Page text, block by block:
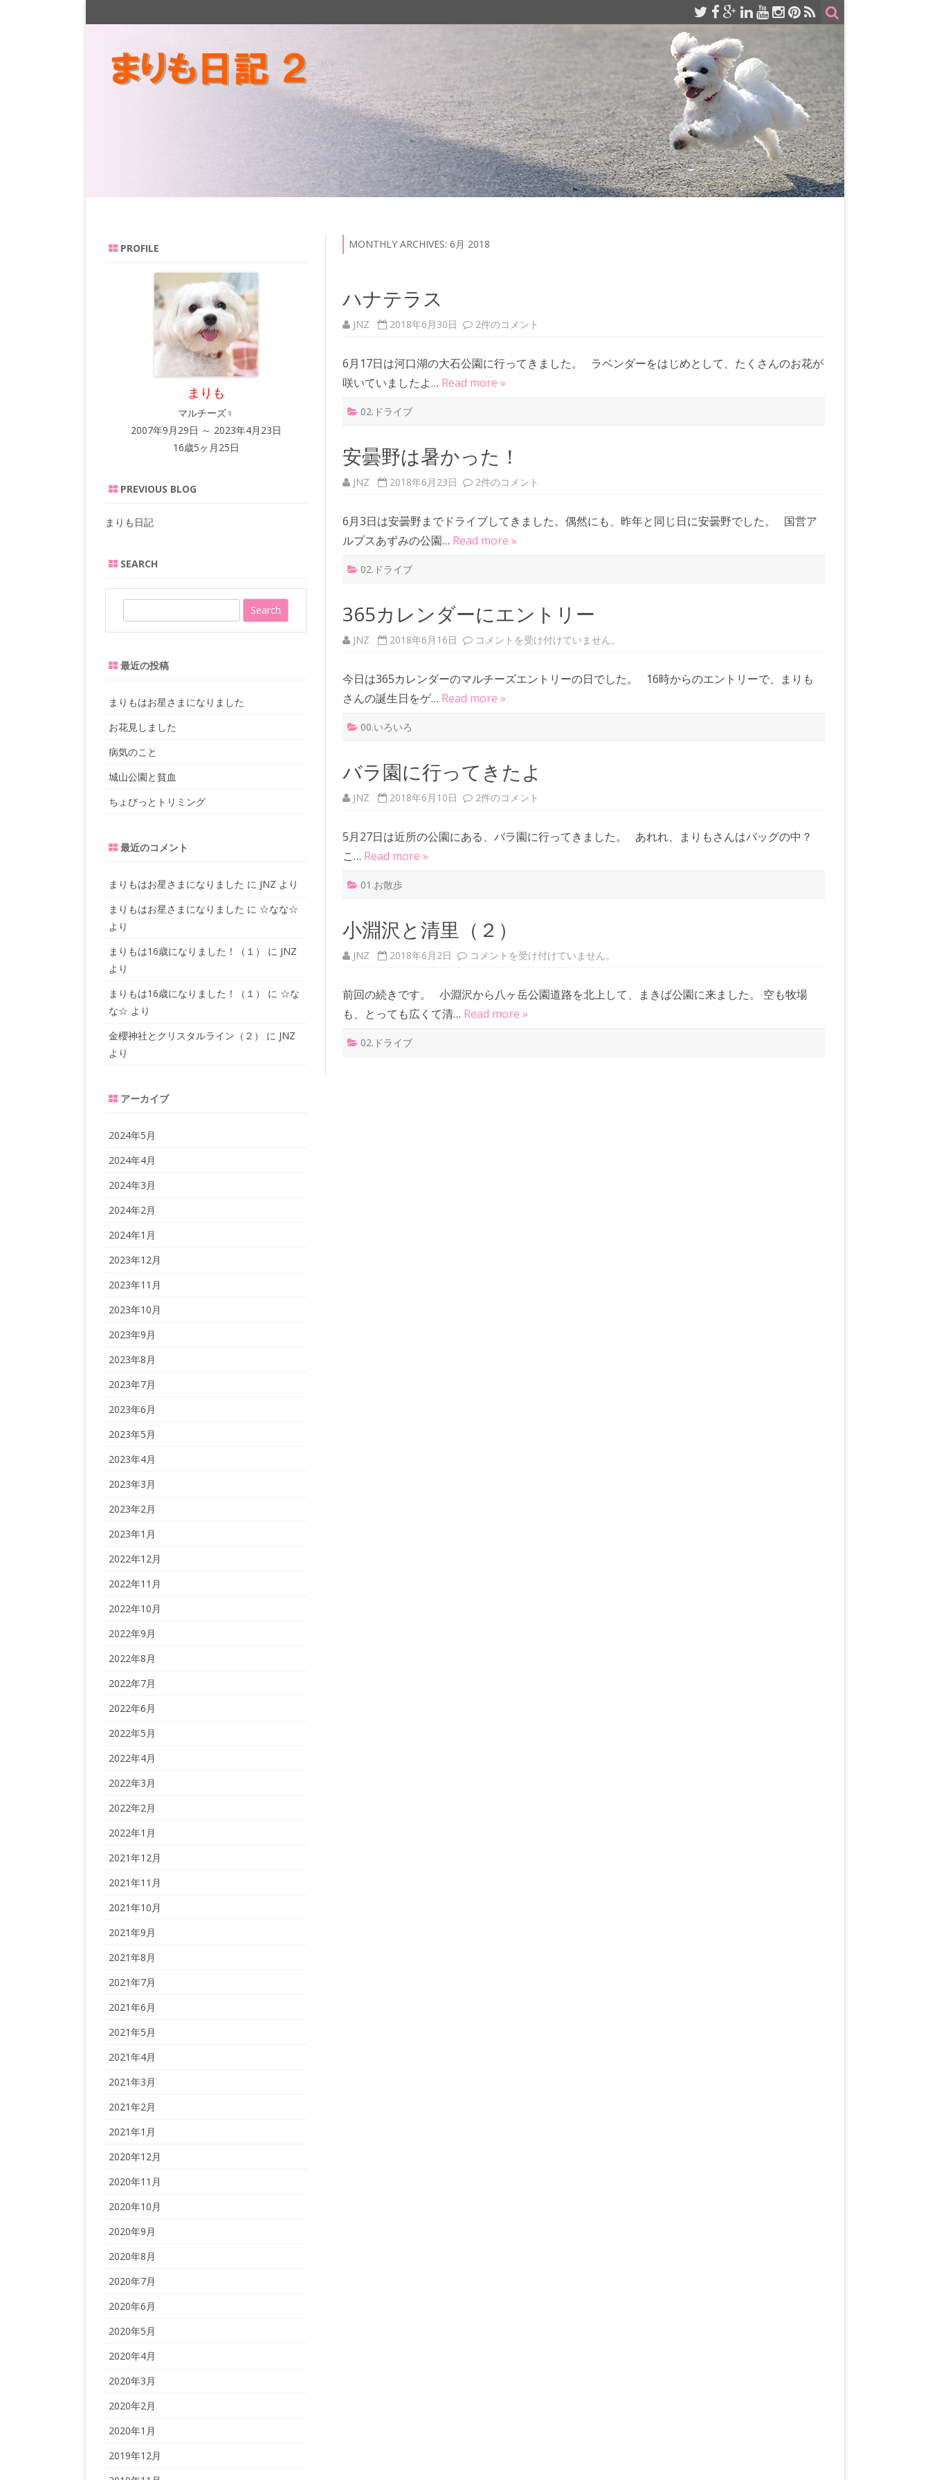
MONTHLY ARCHIVES:6月 2018
ハナテラス
JNZ 2018年6月30日 ハ
ナ
ス
へ
の
2件のコメント
6月17日は河口湖の大石公園に行ってきました。 ラベンダーをはじめとして、たくさんのお花が
咲いていましたよ… Read more »
02.ドライブ
安曇野は暑かった！
JNZ 2018年6月23日 安
曇
暑
か
っ
2件のコメント
6月3日は安曇野までドライブしてきました。偶然にも、昨年と同じ日に安曇野でした。 国営ア
ルプスあずみの公園… Read more »
02.ドライブ
365カレンダーにエントリー
JNZ 2018年6月16日 3
レ
ン
ダ
ー
は
コメントを受け付けていません。
今日は365カレンダーのマルチーズエントリーの日でした。 16時からのエントリーで、まりも
さんの誕生日をゲ… Read more »
00.いろいろ
バラ園に行ってきたよ
JNZ 2018年6月10日 バ
ラ
行
っ
2件のコメント
5月27日は近所の公園にある、バラ園に行ってきました。 あれれ、まりもさんはバッグの中？
こ… Read more »
01.お散歩
小淵沢と清里（２）
JNZ 2018年6月2日 小
清
里
（
コメントを受け付けていません。
前回の続きです。 小淵沢から八ヶ岳公園道路を北上して、まきば公園に来ました。 空も牧場
も、とっても広くて清… Read more »
02.ドライブ
PROFILE
まりも
マルチーズ♀
2007年9月29日 ～ 2023年4月23日
16歳5ヶ月25日
PREVIOUS BLOG
まりも日記
SEARCH
c
最近の投稿
まりもはお星さまになりました
お花見しました
病気のこと
城山公園と貧血
ちょびっとトリミング
最近のコメント
まりもはお星さまになりました に JNZ より
まりもはお星さまになりました に ☆なな☆
より
まりもは16歳になりました！（１）
に JNZ
より
まりもは16歳になりました！（１）
に ☆な
な☆ より
金櫻神社とクリスタルライン（２）
に JNZ
より
アーカイブ
2024年5月
2024年4月
2024年3月
2024年2月
2024年1月
2023年12月
2023年11月
2023年10月
2023年9月
2023年8月
2023年7月
2023年6月
2023年5月
2023年4月
2023年3月
2023年2月
2023年1月
2022年12月
2022年11月
2022年10月
2022年9月
2022年8月
2022年7月
2022年6月
2022年5月
2022年4月
2022年3月
2022年2月
2022年1月
2021年12月
2021年11月
2021年10月
2021年9月
2021年8月
2021年7月
2021年6月
2021年5月
2021年4月
2021年3月
2021年2月
2021年1月
2020年12月
2020年11月
2020年10月
2020年9月
2020年8月
2020年7月
2020年6月
2020年5月
2020年4月
2020年3月
2020年2月
2020年1月
2019年12月